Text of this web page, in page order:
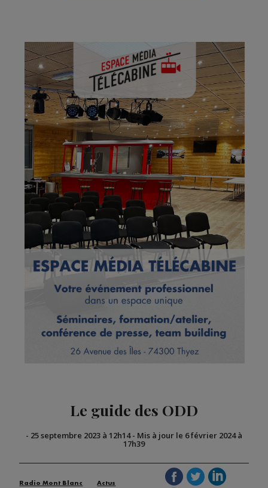
Le guide des ODD
- 25 septembre 2023 à 12h14- Mis à jour le 6 février 2024 à
17h39
Radio Mont Blanc
Actus